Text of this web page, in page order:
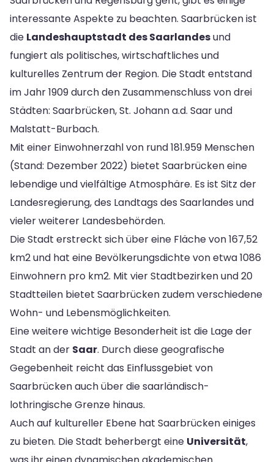
interessante Aspekte zu beachten. Saarbrücken ist
die Landeshauptstadt des Saarlandesund
fungiert als politisches, wirtschaftliches und
kulturelles Zentrum der Region. Die Stadt entstand
im Jahr 1909 durch den Zusammenschluss von drei
Städten: Saarbrücken, St. Johann a.d. Saar und
Malstatt-Burbach.
Mit einer Einwohnerzahl von rund 181.959 Menschen
(Stand: Dezember 2022) bietet Saarbrücken eine
lebendige und vielfältige Atmosphäre. Es ist Sitz der
Landesregierung, des Landtags des Saarlandes und
vieler weiterer Landesbehörden.
Die Stadt erstreckt sich über eine Fläche von 167,52
km2 und hat eine Bevölkerungsdichte von etwa 1086
Einwohnern pro km2. Mit vier Stadtbezirken und 20
Stadtteilen bietet Saarbrücken zudem verschiedene
Wohn- und Lebensmöglichkeiten.
Eine weitere wichtige Besonderheit ist die Lage der
Stadt an der Saar. Durch diese geografische
Gegebenheit reicht das Einflussgebiet von
Saarbrücken auch über die saarländisch-
lothringische Grenze hinaus.
Auch auf kultureller Ebene hat Saarbrücken einiges
zu bieten. Die Stadt beherbergt eine Universität,